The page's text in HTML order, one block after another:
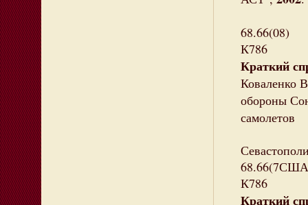
68.66(08)
К786
Краткий
Коваленко
обороны
самолетов
К786
Краткий